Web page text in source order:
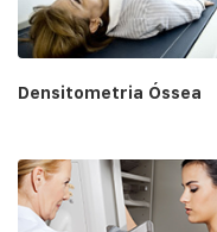
Densitometria Óssea